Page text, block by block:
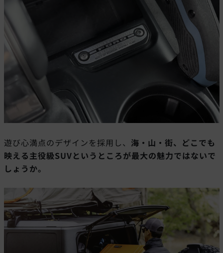
遊び心満点のデザインを採用し、 海・山・街、どこでも
映える主役級SUVというところが最大の魅力ではないで
しょうか。